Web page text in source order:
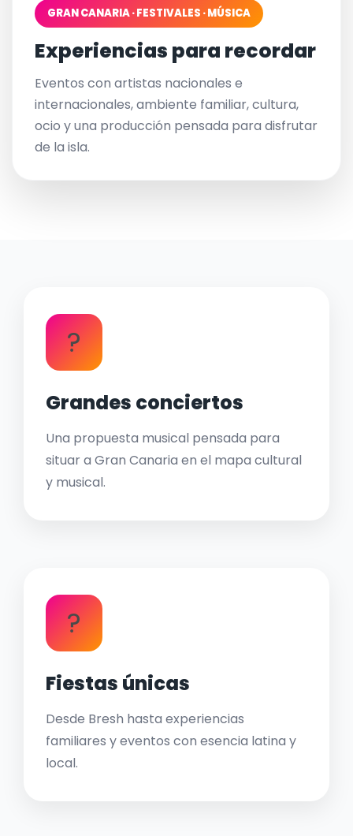
GRAN CANARIA · FESTIVALES · MÚSICA
Experiencias para recordar
Eventos con artistas nacionales e
internacionales, ambiente familiar, cultura,
ocio y una producción pensada para disfrutar
de la isla.
?
Grandes conciertos
Una propuesta musical pensada para
situar a Gran Canaria en el mapa cultural
y musical.
?
Fiestas únicas
Desde Bresh hasta experiencias
familiares y eventos con esencia latina y
local.